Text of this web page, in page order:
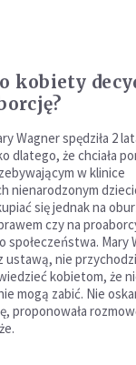
kobiety
Wagner spędziła 2
dlatego, że chciała
w klinice
nienarodzonym
się jednak na
czy na
społeczeństwa. Mary
ustawą, nie
kobietom, że
mogą zabić. Nie
proponowała